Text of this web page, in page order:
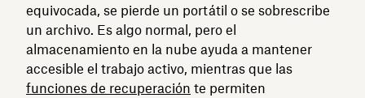
equivocada, se pierde un portátil o se sobrescribe
un archivo. Es algo normal, pero el
almacenamiento en la nube ayuda a mantener
accesible el trabajo activo, mientras que las
funciones de recuperación te permiten